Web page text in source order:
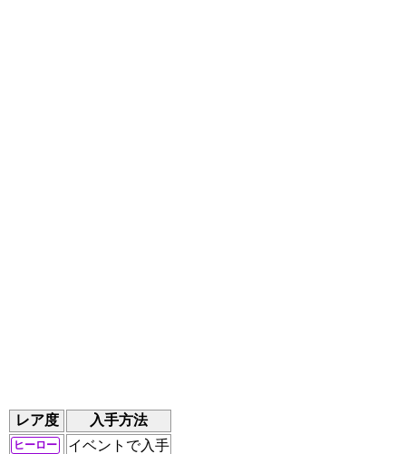
レア度 入手方法
ヒーロー イベントで入手